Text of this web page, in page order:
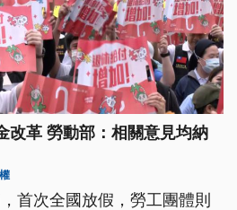
改革 勞動部：相關意見均納
首次全國放假，勞工團體則